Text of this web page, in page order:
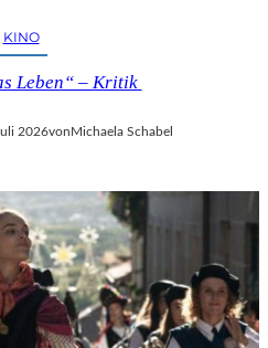
KINO
Leben“ – Kritik
2026vonMichaela Schabel